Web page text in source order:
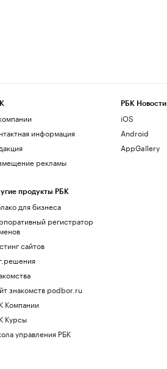
информация
рекламы
продукты РБК
для бизнеса
регистратор
сайтов
знакомств podbor.ru
Компании
Курсы
управления РБК
РБК Новости
iOS
Android
AppGallery